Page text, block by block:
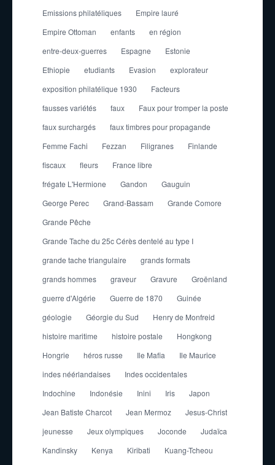
Emissions philatéliques
Empire lauré
Empire Ottoman
enfants
en région
entre-deux-guerres
Espagne
Estonie
Ethiopie
etudiants Evasion
explorateur
exposition philatélique 1930
Facteurs
fausses variétés
faux
Faux pour tromper la poste
faux surchargés
faux timbres pour propagande
Femme Fachi
Fezzan Filigranes
Finlande
fiscaux
fleurs
France libre
frégate L'Hermione
Gandon
Gauguin
George Perec
Grand-Bassam
Grande Comore
Grande Pêche
Grande Tache du 25c Cérès dentelé au type I
grande tache triangulaire
grands formats
grands hommes
graveur Gravure
Groënland
guerre d'Algérie
Guerre de 1870
Guinée
géologie
Géorgie du Sud
Henry de Monfreid
histoire maritime
histoire postale
Hongkong
Hongrie
héros russe Ile Mafia
Ile Maurice
indes néérlandaises
Indes occidentales
Indochine
Indonésie Inini Iris
Japon
Jean Batiste Charcot
Jean Mermoz
Jesus-Christ
jeunesse
Jeux olympiques Joconde
Judaïca
Kandinsky
Kenya Kiribati
Kuang-Tcheou